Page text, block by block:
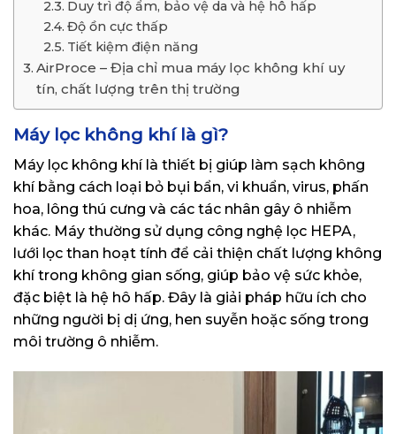
Duy trì độ ẩm, bảo vệ da và hệ hô hấp
Độ ồn cực thấp
Tiết kiệm điện năng
AirProce – Địa chỉ mua máy lọc không khí uy
tín, chất lượng trên thị trường
Máy lọc không khí là gì?
Máy lọc không khí là thiết bị giúp làm sạch không
khí bằng cách loại bỏ bụi bẩn, vi khuẩn, virus, phấn
hoa, lông thú cưng và các tác nhân gây ô nhiễm
khác. Máy thường sử dụng công nghệ lọc HEPA,
lưới lọc than hoạt tính để cải thiện chất lượng không
khí trong không gian sống, giúp bảo vệ sức khỏe,
đặc biệt là hệ hô hấp. Đây là giải pháp hữu ích cho
những người bị dị ứng, hen suyễn hoặc sống trong
môi trường ô nhiễm.